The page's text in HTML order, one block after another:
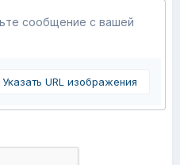
сообщение с вашей
Указать URL изображения